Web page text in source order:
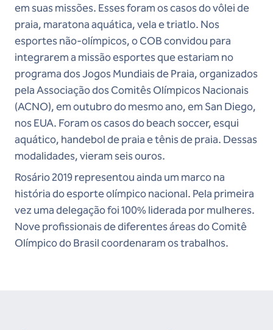
em suas missões. Esses foram os casos do vôlei de
praia, maratona aquática, vela e triatlo. Nos
esportes não-olímpicos, o COB convidou para
integrarem a missão esportes que estariam no
programa dos Jogos Mundiais de Praia, organizados
pela Associação dos Comitês Olímpicos Nacionais
(ACNO), em outubro do mesmo ano, em San Diego,
nos EUA. Foram os casos do beach soccer, esqui
aquático, handebol de praia e tênis de praia. Dessas
modalidades, vieram seis ouros.
Rosário 2019 representou ainda um marco na
história do esporte olímpico nacional. Pela primeira
vez uma delegação foi 100% liderada por mulheres.
Nove profissionais de diferentes áreas do Comitê
Olímpico do Brasil coordenaram os trabalhos.